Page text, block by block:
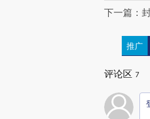
下一篇：
推广
评论区 7